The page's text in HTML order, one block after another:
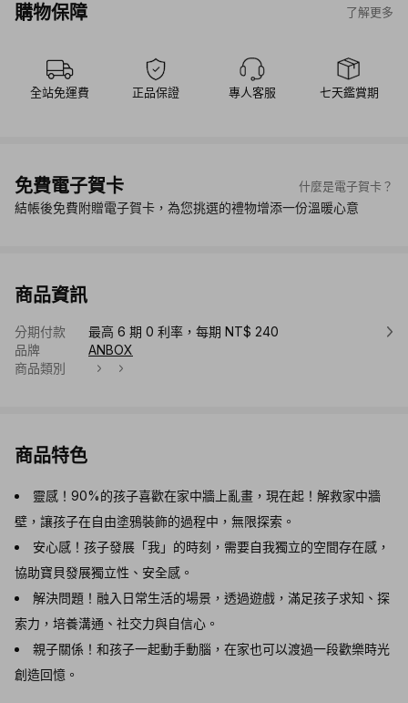
購物保障 了解更多
全站免運費 正品保證 專人客服 七天鑑賞期
免費電子賀卡 什麼是電子賀卡？
結帳後免費附贈電子賀卡，為您挑選的禮物增添一份溫暖心意
商品資訊
分期付款
最高 6 期 0 利率，每期 NT$ 240
品牌
ANBOX
商品類別
商品特色
靈感！90%的孩子喜歡在家中牆上亂畫，現在起！解救家中牆
壁，讓孩子在自由塗鴉裝飾的過程中，無限探索。
安心感！孩子發展「我」的時刻，需要自我獨立的空間存在感，
協助寶貝發展獨立性、安全感。
解決問題！融入日常生活的場景，透過遊戲，滿足孩子求知、探
索力，培養溝通、社交力與自信心。
親子關係！和孩子一起動手動腦，在家也可以渡過一段歡樂時光
創造回憶。